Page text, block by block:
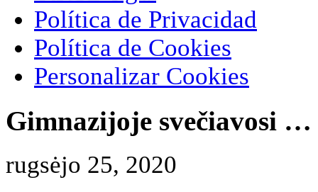
Política de Privacidad
Política de Cookies
Personalizar Cookies
Gimnazijoje svečiavosi …
rugsėjo 25, 2020